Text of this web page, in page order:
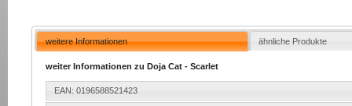
weitere Informationen ähnliche Produkte
weiter Informationen zu Doja Cat - Scarlet
EAN: 0196588521423